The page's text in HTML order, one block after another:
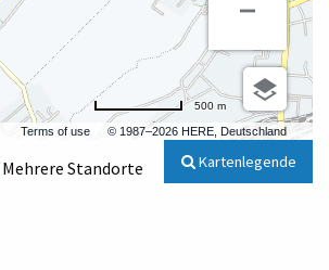
Terms of use © 1987–2026 HERE, Deutschland
500 m
Mehrere Standorte Kartenlegende